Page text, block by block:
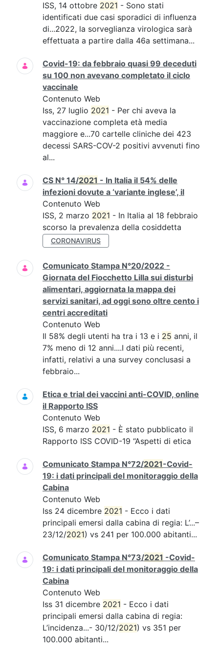
ISS, 14 ottobre 2021 - Sono stati
identificati due casi sporadici di influenza
di...2022, la sorveglianza virologica sarà
effettuata a partire dalla 46a settimana...
Covid-19: da febbraio quasi 99 deceduti
su 100 non avevano completato il ciclo
vaccinale
Contenuto Web
Iss, 27 luglio 2021 - Per chi aveva la
vaccinazione completa età media
maggiore e...70 cartelle cliniche dei 423
decessi SARS-COV-2 positivi avvenuti fino
al...
CS N° 14/2021 - In Italia il 54% delle
infezioni dovute a ‘variante inglese’, il
Contenuto Web
ISS, 2 marzo 2021 - In Italia al 18 febbraio
scorso la prevalenza della cosiddetta
CORONAVIRUS
Comunicato Stampa N°20/2022 -
Giornata del Fiocchetto Lilla sui disturbi
alimentari, aggiornata la mappa dei
servizi sanitari, ad oggi sono oltre cento i
centri accreditati
Contenuto Web
Il 58% degli utenti ha tra i 13 e i 25 anni, il
7% meno di 12 anni....I dati più recenti,
infatti, relativi a una survey conclusasi a
febbraio...
Etica e trial dei vaccini anti-COVID, online
il Rapporto ISS
Contenuto Web
ISS, 6 marzo 2021 - È stato pubblicato il
Rapporto ISS COVID-19 “Aspetti di etica
Comunicato Stampa N°72/2021-Covid-
19: i dati principali del monitoraggio della
Cabina
Contenuto Web
Iss 24 dicembre 2021 - Ecco i dati
principali emersi dalla cabina di regia: L’...–
23/12/2021) vs 241 per 100.000 abitanti...
Comunicato Stampa N°73/2021 -Covid-
19: i dati principali del monitoraggio della
Cabina
Contenuto Web
Iss 31 dicembre 2021 - Ecco i dati
principali emersi dalla cabina di regia:
L’incidenza...- 30/12/2021) vs 351 per
100.000 abitanti...